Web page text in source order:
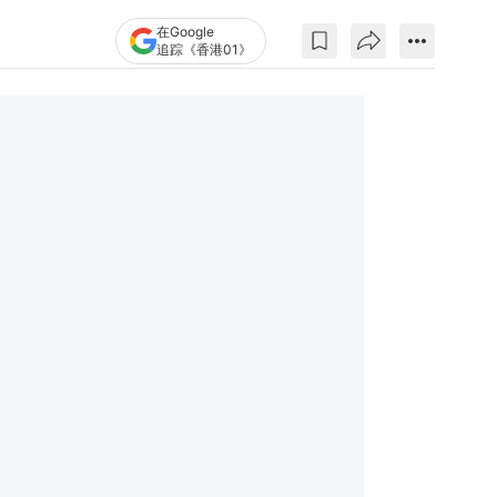
在Google
追踪《香港01》